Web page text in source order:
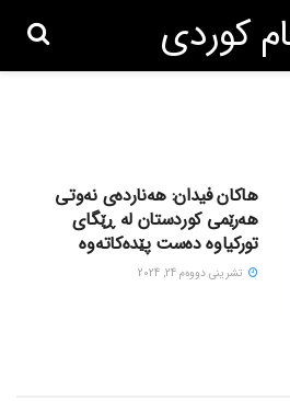
هاکان فیدان: هەناردەی نەوتی
هەرێمی کوردستان لە ڕێگای
تورکیاوە دەست پێدەکاتەوە
تشرینی دووه‌م 24, 2024